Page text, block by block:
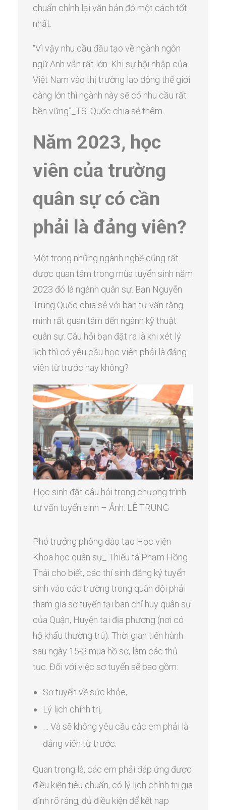
chuẩn chỉnh lại văn bản đó một cách tốt
nhất.
“Vì vậy nhu cầu đầu tạo về ngành ngôn
ngữ Anh vẫn rất lớn. Khi sự hội nhập của
Việt Nam vào thị trường lao động thế giới
càng lớn thì ngành này sẽ có nhu cầu rất
bền vững”_TS. Quốc chia sẻ thêm.
Năm 2023, học
viên của trường
quân sự có cần
phải là đảng viên?
Một trong những ngành nghề cũng rất
được quan tâm trong mùa tuyển sinh năm
2023 đó là ngành quân sự. Bạn Nguyễn
Trung Quốc chia sẻ với ban tư vấn rằng
mình rất quan tâm đến ngành kỹ thuật
quân sự. Câu hỏi bạn đặt ra là khi xét lý
lịch thì có yêu cầu học viên phải là đảng
viên từ trước hay không?
Học sinh đặt câu hỏi trong chương trình
tư vấn tuyển sinh – Ảnh: LÊ TRUNG
Phó trưởng phòng đào tạo Học viện
Khoa học quân sự_ Thiếu tá Phạm Hồng
Thái cho biết, các thí sinh đăng ký tuyển
sinh vào các trường trong quân đội phải
tham gia sơ tuyển tại ban chỉ huy quân sự
của Quận, Huyện tại địa phương (nơi có
hộ khẩu thường trú). Thời gian tiến hành
sau ngày 15-3 mua hồ sơ, làm các thủ
tục. Đối với việc sơ tuyển sẽ bao gồm:
Sơ tuyển về sức khỏe,
Lý lịch chính trị,
… Và sẽ không yêu cầu các em phải là
đảng viên từ trước.
Quan trọng là, các em phải đáp ứng được
điều kiện tiêu chuẩn, có lý lịch chính trị gia
đình rõ ràng, đủ điều kiện để kết nạp